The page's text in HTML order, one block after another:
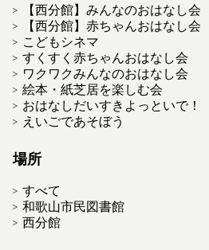
【西分館】みんなのおはなし会
【西分館】赤ちゃんおはなし会
こどもシネマ
すくすく赤ちゃんおはなし会
ワクワクみんなのおはなし会
絵本・紙芝居を楽しむ会
おはなしだいすきよっといで！
えいごであそぼう
場所
すべて
和歌山市民図書館
西分館